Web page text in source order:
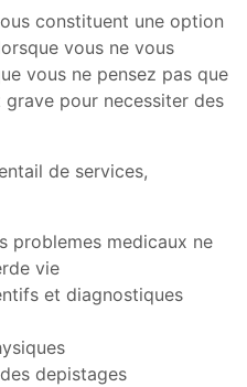
constituent une option
vous ne vous
vous ne pensez pas que
pour necessiter des
de services,
problemes medicaux ne
vie
et diagnostiques
depistages